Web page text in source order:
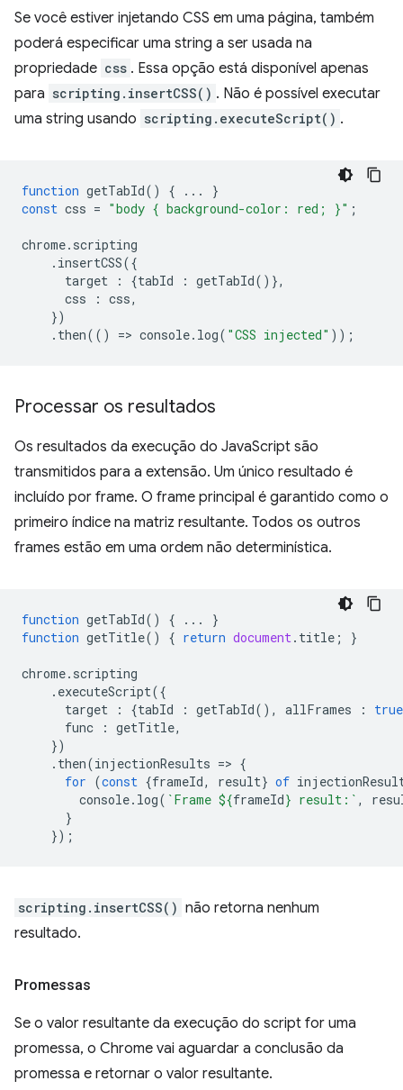
Se você estiver injetando CSS em uma página, também
poderá especificar uma string a ser usada na
propriedade css . Essa opção está disponível apenas
para scripting.insertCSS() . Não é possível executar
uma string usando scripting.executeScript() .
function getTabId() { ...
}
const css = "body { background-color: red; }" ;
chrome. scripting
. insertCSS({
target
: {tabId : getTabId()},
css
: css,
})
. then(() => console. log( "CSS injected" ));
Processar os resultados
Os resultados da execução do JavaScript são
transmitidos para a extensão. Um único resultado é
incluído por frame. O frame principal é garantido como o
primeiro índice na matriz resultante. Todos os outros
frames estão em uma ordem não determinística.
function getTabId() { ...
}
function getTitle() { return document. title ; }
chrome. scripting
. executeScript({
target
: {tabId : getTabId(), allFrames :
true
func
: getTitle,
})
. then(injectionResults => {
for (const {frameId, result} of
console. log( `Frame ${frameId} result:` ,
}
});
scripting.insertCSS() não retorna nenhum
resultado.
Promessas
Se o valor resultante da execução do script for uma
promessa, o Chrome vai aguardar a conclusão da
promessa e retornar o valor resultante.